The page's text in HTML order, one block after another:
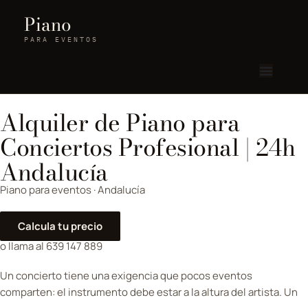
Piano
PARA EVENTOS
Alquiler de Piano para
Conciertos Profesional | 24h
Andalucía
Piano para eventos · Andalucía
Calcula tu precio
o llama al 639 147 889
Un concierto tiene una exigencia que pocos eventos
comparten: el instrumento debe estar a la altura del artista. Un